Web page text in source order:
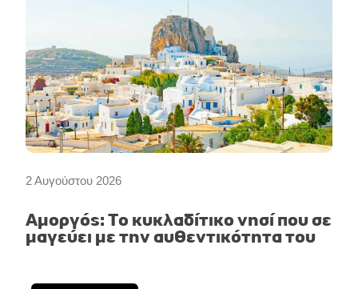
2 Αυγούστου 2026
Αμοργός: Το κυκλαδίτικο νησί που σε
μαγεύει με την αυθεντικότητα του